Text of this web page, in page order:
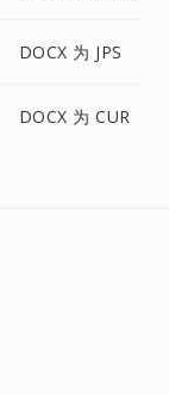
DOCX 为 JPS
DOCX 为 CUR